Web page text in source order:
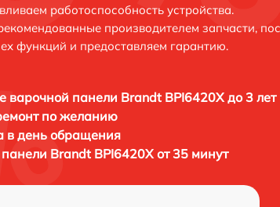
работоспособность устройства.
производителем запчасти,
функций и предоставляем гарантию.
варочной панели Brandt BPI6420X до 3 лет
по желанию
в день обращения
Brandt BPI6420X от 35 минут